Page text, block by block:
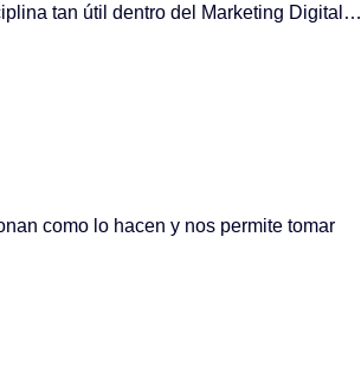
tan útil dentro del Marketing Digital…
como lo hacen y nos permite tomar